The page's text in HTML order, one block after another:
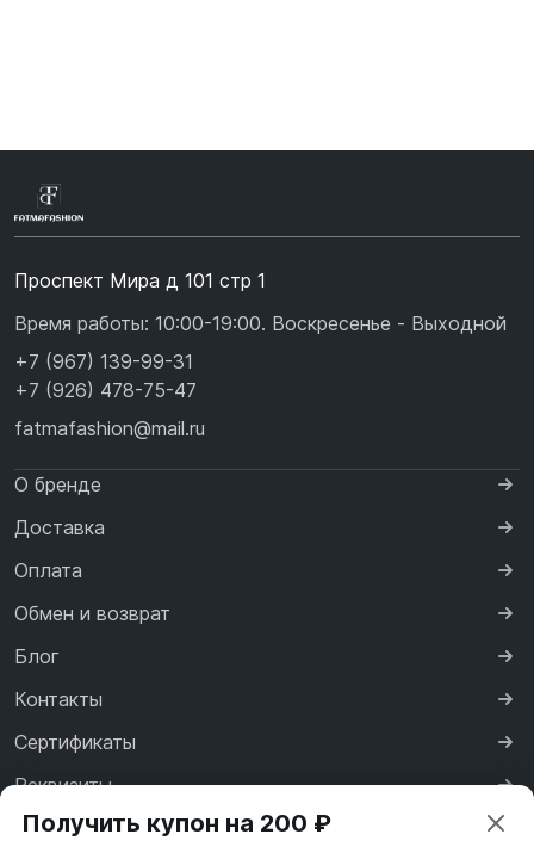
Проспект Мира д 101 стр 1
Время работы: 10:00-19:00. Воскресенье - Выходной
+7 (967) 139-99-31
+7 (926) 478-75-47
fatmafashion@mail.ru
О бренде
Доставка
Оплата
Обмен и возврат
Блог
Контакты
Сертификаты
Реквизиты
Договор оферты
Получить купон на 200 ₽